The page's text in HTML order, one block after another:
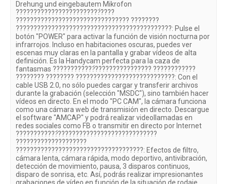
Drehung und eingebautem Mikrofon
????????????????????????́????
???????????????????????????????? ????????
????????????????????????????????????????????: Pulse el
botón "POWER" para activar la función de visión nocturna por
infrarrojos. Incluso en habitaciones oscuras, puedes ver
escenas muy claras en la pantalla y grabar vídeos de alta
definición. Es la Handycam perfecta para la caza de
fantasmas ????????????́???????????????? ????????????
???????? ???????? ????????????????????????????: Con el
cable USB 2.0, no sólo puedes cargar y transferir archivos
durante la grabación (selección "MSDC"), sino también hacer
vídeos en directo. En el modo "PC CAM", la cámara funciona
como una cámara web de transmisión en directo. Descargue
el software "AMCAP" y podrá realizar videollamadas en
redes sociales como FB o transmitir en directo por Internet
????????????́????????????????????????????
????????????????????
????????????????????????????????????: Efectos de filtro,
cámara lenta, cámara rápida, modo deportivo, antivibración,
detección de movimiento, pausa, 3 disparos continuos,
disparo de sonrisa, etc. Así, podrás realizar impresionantes
grabaciones de vídeo en función de la situación de rodaje